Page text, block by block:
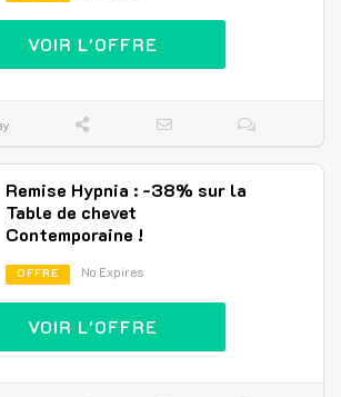
VOIR L'OFFRE
Remise Hypnia : -38% sur la
Table de chevet
Contemporaine !
OFFRE No Expires
VOIR L'OFFRE